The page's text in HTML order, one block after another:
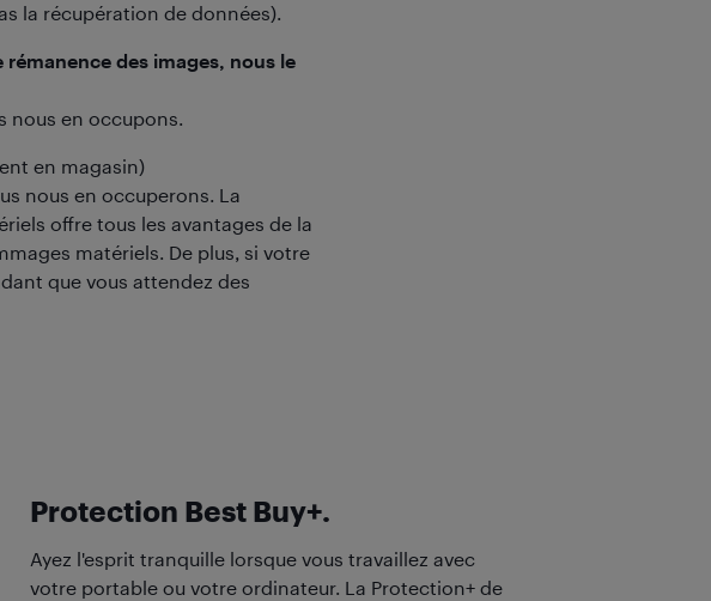
la récupération de données).
des images, nous le
nous en occupons.
en magasin)
nous en occuperons. La
offre tous les avantages de la
matériels. De plus, si votre
que vous attendez des
Protection Best Buy+.
Ayez l'esprit tranquille lorsque vous travaillez avec
votre portable ou votre ordinateur. La Protection+ de